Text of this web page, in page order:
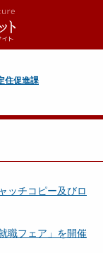
住促進課
ッチコピー及びロ
職フェア」を開催